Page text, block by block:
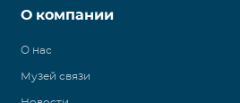
О компании
О нас
Музей связи